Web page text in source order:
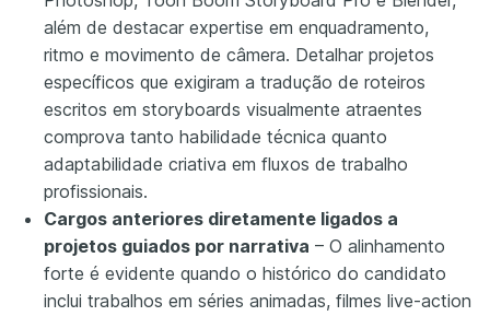
além de destacar expertise em enquadramento,
ritmo e movimento de câmera. Detalhar projetos
específicos que exigiram a tradução de roteiros
escritos em storyboards visualmente atraentes
comprova tanto habilidade técnica quanto
adaptabilidade criativa em fluxos de trabalho
profissionais.
Cargos anteriores diretamente ligados a
projetos guiados por narrativa – O alinhamento
forte é evidente quando o histórico do candidato
inclui trabalhos em séries animadas, filmes live-action